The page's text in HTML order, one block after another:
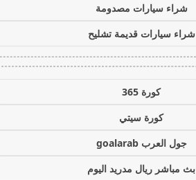
شراء سيارات مصدومة
شراء سيارات قديمة تشليح
كورة 365
كورة سيتي
جول العرب goalarab
بث مباشر ريال مدريد اليوم